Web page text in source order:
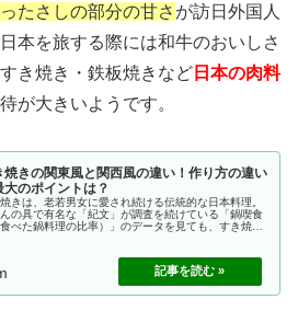
たさしの部分の甘さ が訪日外国人
本を旅する際には和牛のおいしさ
き焼き・鉄板焼きなど 日本の肉料
が大きいようです。
焼きの関東風と関西風の違い！作り方の違い
大のポイントは？
きは、老若男女に愛され続ける伝統的な日本料理。
の具で有名な「紀文」が調査を続けている「鍋喫食
べた鍋料理の比率）」のデータを見ても、すき焼き